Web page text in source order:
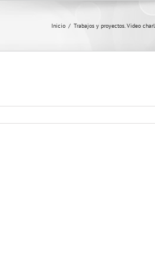
Inicio / Trabajos y proyectos. Video